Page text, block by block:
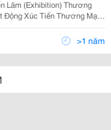
Động Xúc Tiến Thương Mại,
Thiệu Hàng Hoá, Dịch Vụ
Tìm
>1 năm